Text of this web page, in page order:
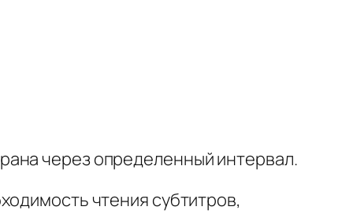
через определенный интервал.
чтения субтитров,